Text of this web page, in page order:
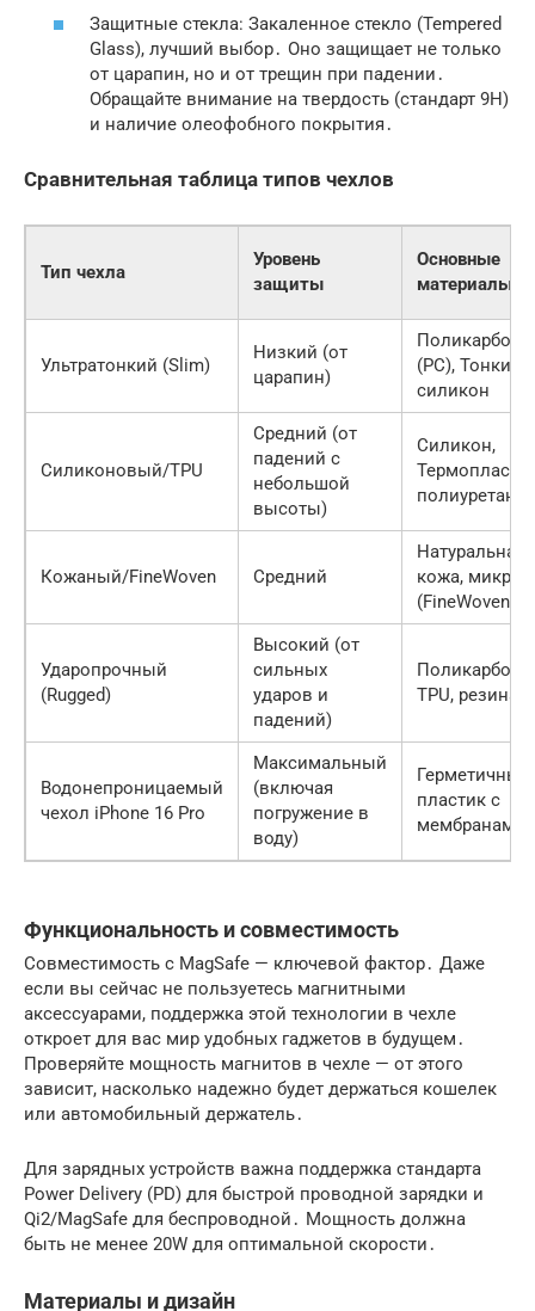
Защитные стекла: Закаленное стекло (Tempered
Glass), лучший выбор․ Оно защищает не только
от царапин, но и от трещин при падении․
Обращайте внимание на твердость (стандарт 9H)
и наличие олеофобного покрытия․
Сравнительная таблица типов чехлов
Тип чехла
Уровень
защиты
Основные
материалы
Ультратонкий (Slim)
Низкий (от
царапин)
(PC), Тонкий
силикон
Силиконовый/TPU
Средний (от
падений с
небольшой
высоты)
Силикон,
полиуретан
Кожаный/FineWoven Средний
кожа,
(FineWoven)
Ударопрочный
(Rugged)
Высокий (от
сильных
ударов и
падений)
TPU, резина
Водонепроницаемый
чехол iPhone 16 Pro
Максимальный
(включая
погружение в
воду)
Герметичный
пластик с
мембранами
Функциональность и совместимость
Совместимость с MagSafe — ключевой фактор․ Даже
если вы сейчас не пользуетесь магнитными
аксессуарами, поддержка этой технологии в чехле
откроет для вас мир удобных гаджетов в будущем․
Проверяйте мощность магнитов в чехле — от этого
зависит, насколько надежно будет держаться кошелек
или автомобильный держатель․
Для зарядных устройств важна поддержка стандарта
Power Delivery (PD) для быстрой проводной зарядки и
Qi2/MagSafe для беспроводной․ Мощность должна
быть не менее 20W для оптимальной скорости․
Материалы и дизайн